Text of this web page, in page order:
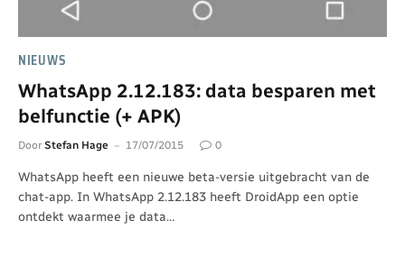
NIEUWS
WhatsApp 2.12.183: data besparen met
belfunctie (+ APK)
Door Stefan Hage 17/07/2015 0
WhatsApp heeft een nieuwe beta-versie uitgebracht van de
chat-app. In WhatsApp 2.12.183 heeft DroidApp een optie
ontdekt waarmee je data…